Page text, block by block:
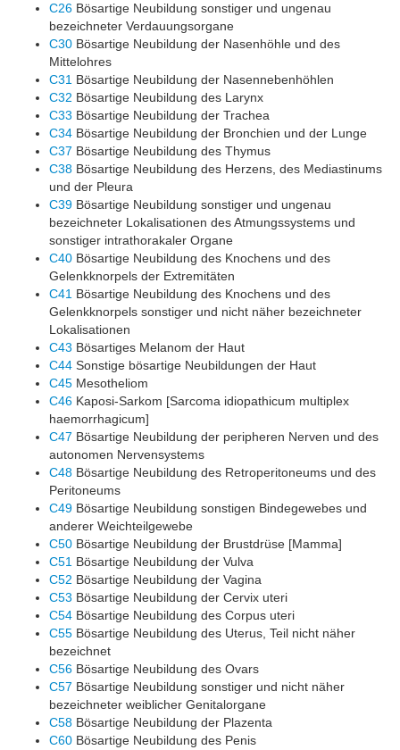
C26 Bösartige Neubildung sonstiger und ungenau
bezeichneter Verdauungsorgane
C30 Bösartige Neubildung der Nasenhöhle und des
Mittelohres
C31 Bösartige Neubildung der Nasennebenhöhlen
C32 Bösartige Neubildung des Larynx
C33 Bösartige Neubildung der Trachea
C34 Bösartige Neubildung der Bronchien und der Lunge
C37 Bösartige Neubildung des Thymus
C38 Bösartige Neubildung des Herzens, des Mediastinums
und der Pleura
C39 Bösartige Neubildung sonstiger und ungenau
bezeichneter Lokalisationen des Atmungssystems und
sonstiger intrathorakaler Organe
C40 Bösartige Neubildung des Knochens und des
Gelenkknorpels der Extremitäten
C41 Bösartige Neubildung des Knochens und des
Gelenkknorpels sonstiger und nicht näher bezeichneter
Lokalisationen
C43 Bösartiges Melanom der Haut
C44 Sonstige bösartige Neubildungen der Haut
C45 Mesotheliom
C46 Kaposi-Sarkom [Sarcoma idiopathicum multiplex
haemorrhagicum]
C47 Bösartige Neubildung der peripheren Nerven und des
autonomen Nervensystems
C48 Bösartige Neubildung des Retroperitoneums und des
Peritoneums
C49 Bösartige Neubildung sonstigen Bindegewebes und
anderer Weichteilgewebe
C50 Bösartige Neubildung der Brustdrüse [Mamma]
C51 Bösartige Neubildung der Vulva
C52 Bösartige Neubildung der Vagina
C53 Bösartige Neubildung der Cervix uteri
C54 Bösartige Neubildung des Corpus uteri
C55 Bösartige Neubildung des Uterus, Teil nicht näher
bezeichnet
C56 Bösartige Neubildung des Ovars
C57 Bösartige Neubildung sonstiger und nicht näher
bezeichneter weiblicher Genitalorgane
C58 Bösartige Neubildung der Plazenta
C60 Bösartige Neubildung des Penis